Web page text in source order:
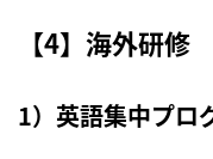
【4】海外研修
1）英語集中プロ